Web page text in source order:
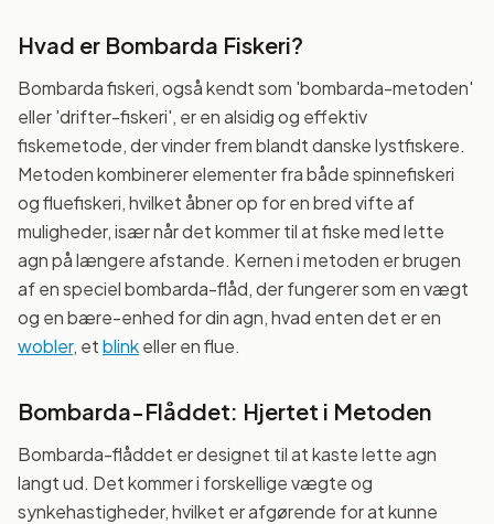
Hvad er Bombarda Fiskeri?
Bombarda fiskeri, også kendt som 'bombarda-metoden'
eller 'drifter-fiskeri', er en alsidig og effektiv
fiskemetode, der vinder frem blandt danske lystfiskere.
Metoden kombinerer elementer fra både spinnefiskeri
og fluefiskeri, hvilket åbner op for en bred vifte af
muligheder, især når det kommer til at fiske med lette
agn på længere afstande. Kernen i metoden er brugen
af en speciel bombarda-flåd, der fungerer som en vægt
og en bære-enhed for din agn, hvad enten det er en
wobler, etblinkeller en flue.
Bombarda-Flåddet: Hjertet i Metoden
Bombarda-flåddet er designet til at kaste lette agn
langt ud. Det kommer i forskellige vægte og
synkehastigheder, hvilket er afgørende for at kunne